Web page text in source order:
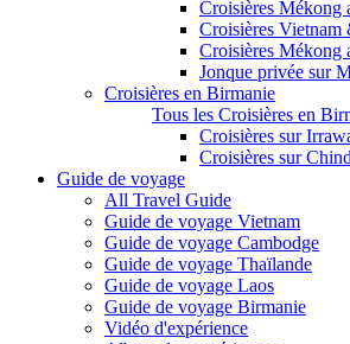
Croisières Mékong
Croisières Vietnam
Croisières Mékong
Jonque privée sur
Croisières en Birmanie
Tous les Croisières en
Croisières sur
Croisières sur
Guide de voyage
All Travel Guide
Guide de voyage Vietnam
Guide de voyage Cambodge
Guide de voyage Thaïlande
Guide de voyage Laos
Guide de voyage Birmanie
Vidéo d'expérience